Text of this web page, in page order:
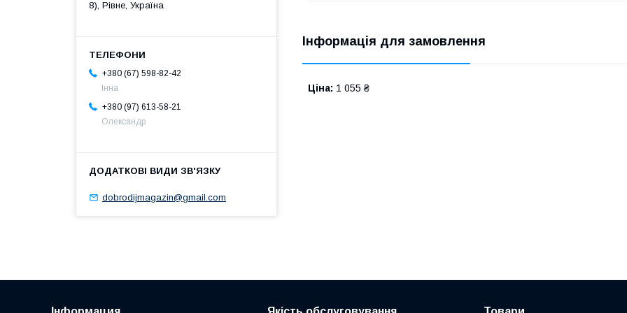
Інформація для замовлення
Ціна: 1 055 ₴
8), Рівне, Україна
+380 (67) 598-82-42
Інна
+380 (97) 613-58-21
Олександр
dobrodijmagazin@gmail.com